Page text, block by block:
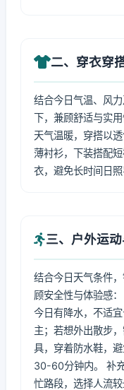
二、穿衣穿
结合今日气温、风
下，兼顾舒适与实用
天气温暖，穿搭以
薄衬衫，下装搭配
衣，避免长时间日照
三、户外运
结合今日天气条件
顾安全性与体验感：
今日有降水，不适
主；若想外出散步
具，穿着防水鞋，
30-60分钟内。 补
忙路段，选择人流